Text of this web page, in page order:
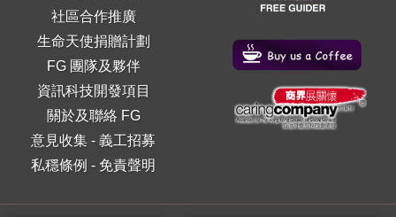
社區合作推廣
生命天使捐贈計劃
FG 團隊及夥伴
資訊科技開發項目
關於及聯絡 FG
意見收集 -義工招募
私穩條例 - 免責聲明